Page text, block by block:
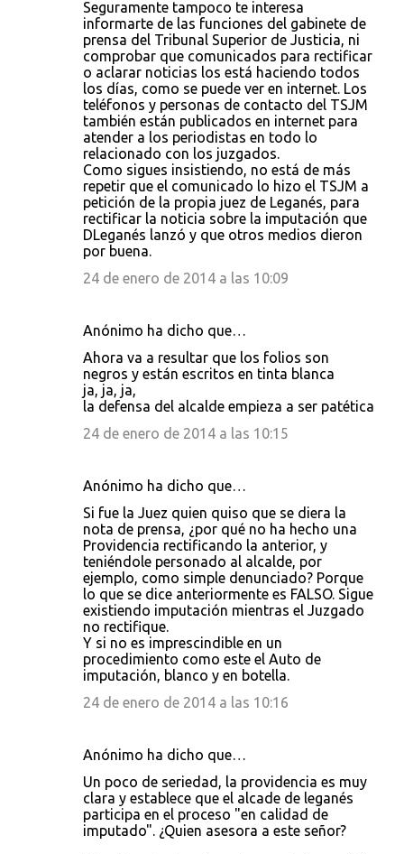
Seguramente tampoco te interesa
informarte de las funciones del gabinete de
prensa del Tribunal Superior de Justicia, ni
comprobar que comunicados para rectificar
o aclarar noticias los está haciendo todos
los días, como se puede ver en internet. Los
teléfonos y personas de contacto del TSJM
también están publicados en internet para
atender a los periodistas en todo lo
relacionado con los juzgados.
Como sigues insistiendo, no está de más
repetir que el comunicado lo hizo el TSJM a
petición de la propia juez de Leganés, para
rectificar la noticia sobre la imputación que
DLeganés lanzó y que otros medios dieron
por buena.
24 de enero de 2014 a las 10:09
Anónimo ha dicho que…
Ahora va a resultar que los folios son
negros y están escritos en tinta blanca
ja, ja, ja,
la defensa del alcalde empieza a ser patética
24 de enero de 2014 a las 10:15
Anónimo ha dicho que…
Si fue la Juez quien quiso que se diera la
nota de prensa, ¿por qué no ha hecho una
Providencia rectificando la anterior, y
teniéndole personado al alcalde, por
ejemplo, como simple denunciado? Porque
lo que se dice anteriormente es FALSO. Sigue
existiendo imputación mientras el Juzgado
no rectifique.
Y si no es imprescindible en un
procedimiento como este el Auto de
imputación, blanco y en botella.
24 de enero de 2014 a las 10:16
Anónimo ha dicho que…
Un poco de seriedad, la providencia es muy
clara y establece que el alcade de leganés
participa en el proceso "en calidad de
imputado". ¿Quien asesora a este señor?